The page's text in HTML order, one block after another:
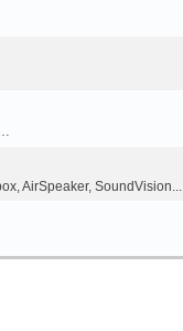
AirSpeaker, SoundVision...